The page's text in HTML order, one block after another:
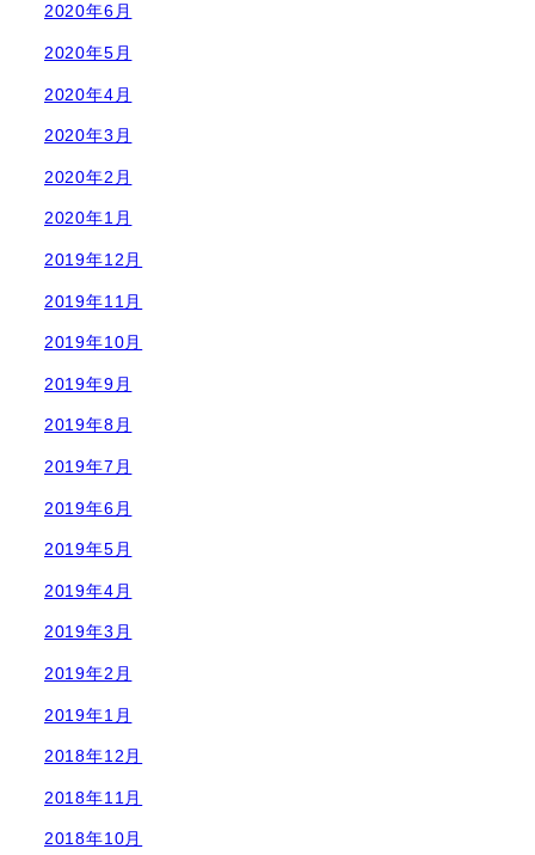
2020年6月
2020年5月
2020年4月
2020年3月
2020年2月
2020年1月
2019年12月
2019年11月
2019年10月
2019年9月
2019年8月
2019年7月
2019年6月
2019年5月
2019年4月
2019年3月
2019年2月
2019年1月
2018年12月
2018年11月
2018年10月